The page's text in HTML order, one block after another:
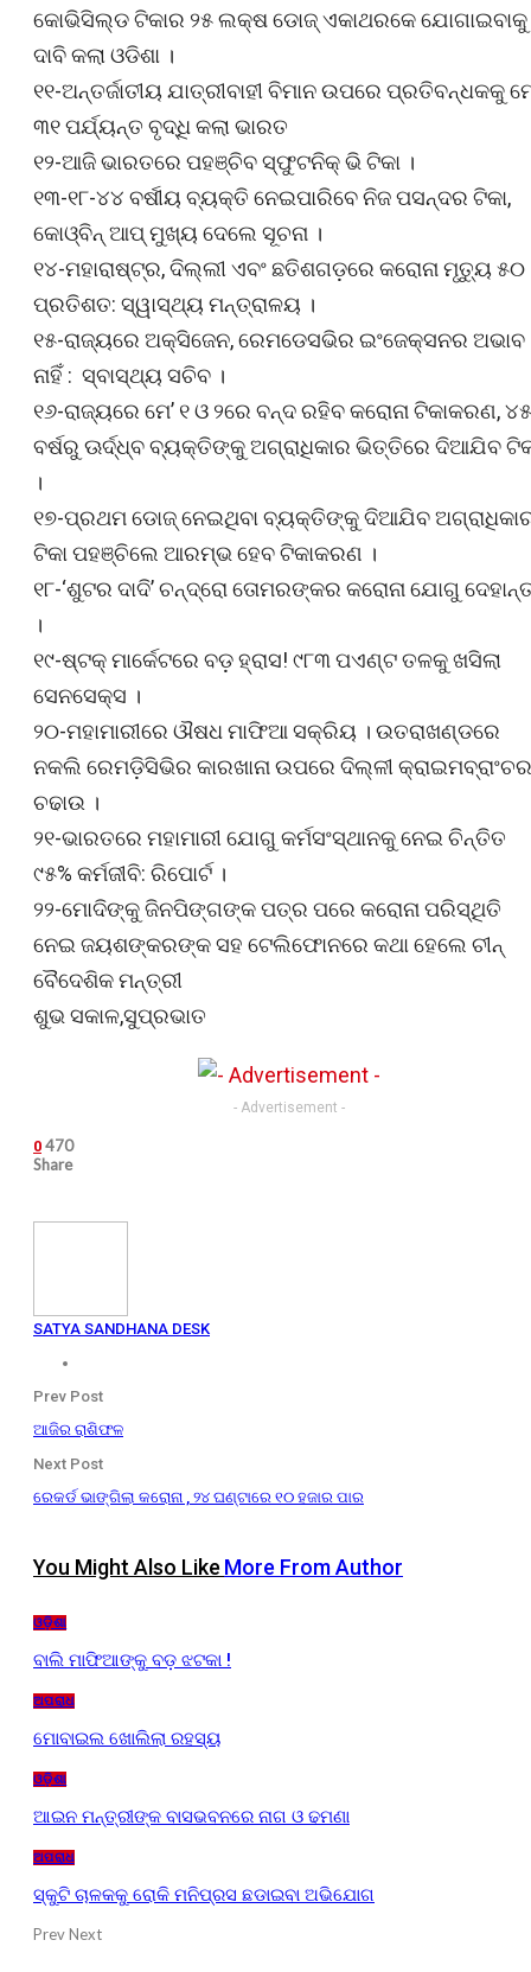
କୋଭିସିଲ୍ଡ ଟିକାର ୨୫ ଲକ୍ଷ ଡୋଜ୍ ଏକାଥରକେ ଯୋଗାଇବାକୁ
ଦାବି କଲା ଓଡିଶା ।
୧୧-ଅନ୍ତର୍ଜାତୀୟ ଯାତ୍ରୀବାହୀ ବିମାନ ଉପରେ ପ୍ରତିବନ୍ଧକକୁ
୩୧ ପର୍ଯ୍ୟନ୍ତ ବୃଦ୍ଧି କଲା ଭାରତ
୧୨-ଆଜି ଭାରତରେ ପହଞ୍ଚିବ ସ୍ଫୁଟନିକ୍ ଭି ଟିକା ।
୧୩-୧୮-୪୪ ବର୍ଷୀୟ ବ୍ୟକ୍ତି ନେଇପାରିବେ ନିଜ ପସନ୍ଦର ଟିକା,
କୋଓ୍ବିନ୍ ଆପ୍ ମୁଖ୍ୟ ଦେଲେ ସୂଚନା ।
୧୪-ମହାରାଷ୍ଟ୍ର, ଦିଲ୍ଲୀ ଏବଂ ଛତିଶଗଡ଼ରେ କରୋନା ମୃତ୍ୟୁ ୫୦
ପ୍ରତିଶତ: ସ୍ୱାସ୍ଥ୍ୟ ମନ୍ତ୍ରାଳୟ ।
୧୫-ରାଜ୍ୟରେ ଅକ୍ସିଜେନ, ରେମଡେସଭିର ଇଂଜେକ୍ସନର ଅଭାବ
ନାହିଁ : ସ୍ବାସ୍ଥ୍ୟ ସଚିବ ।
୧୬-ରାଜ୍ୟରେ ମେ’ ୧ ଓ ୨ରେ ବନ୍ଦ ରହିବ କରୋନା ଟିକାକରଣ, ୪୫
ବର୍ଷରୁ ଊର୍ଦ୍ଧ୍ବ ବ୍ୟକ୍ତିଙ୍କୁ ଅଗ୍ରାଧିକାର ଭିତ୍ତିରେ ଦିଆଯିବ
।
୧୭-ପ୍ରଥମ ଡୋଜ୍ ନେଇଥିବା ବ୍ୟକ୍ତିଙ୍କୁ ଦିଆଯିବ
ଟିକା ପହଞ୍ଚିଲେ ଆରମ୍ଭ ହେବ ଟିକାକରଣ ।
୧୮-‘ଶୁଟର ଦାଦି’ ଚନ୍ଦ୍ରୋ ତୋମରଙ୍କର କରୋନା ଯୋଗୁ
।
୧୯-ଷ୍ଟକ୍ ମାର୍କେଟରେ ବଡ଼ ହ୍ରାସ! ୯୮୩ ପଏଣ୍ଟ ତଳକୁ ଖସିଲା
ସେନସେକ୍ସ ।
୨୦-ମହାମାରୀରେ ଔଷଧ ମାଫିଆ ସକ୍ରିୟ । ଉତରାଖଣ୍ଡରେ
ନକଲି ରେମଡ଼ିସିଭିର କାରଖାନା ଉପରେ ଦିଲ୍ଳୀ କ୍ରାଇମବ୍ରାଂଚର
ଚଢାଉ ।
୨୧-ଭାରତରେ ମହାମାରୀ ଯୋଗୁ କର୍ମସଂସ୍ଥାନକୁ ନେଇ ଚିନ୍ତିତ
୯୫% କର୍ମଜୀବି: ରିପୋର୍ଟ ।
୨୨-ମୋଦିଙ୍କୁ ଜିନପିଙ୍ଗଙ୍କ ପତ୍ର ପରେ କରୋନା ପରିସ୍ଥିତି
ନେଇ ଜୟଶଙ୍କରଙ୍କ ସହ ଟେଲିଫୋନରେ କଥା ହେଲେ ଚୀନ୍
ବୈଦେଶିକ ମନ୍ତ୍ରୀ
ଶୁଭ ସକାଳ,ସୁପ୍ରଭାତ
- Advertisement -
0 470
Share
SATYA SANDHANA DESK
Prev Post
ଆଜିର ରାଶିଫଳ
Next Post
ରେକର୍ଡ ଭାଙ୍ଗିଲା କରୋନା , ୨୪ ଘଣ୍ଟାରେ ୧୦ ହଜାର ପାର
You Might Also Like More From Author
ଓଡ଼ିଶା
ବାଲି ମାଫିଆଙ୍କୁ ବଡ଼ ଝଟକା !
ଅପରାଧ
ମୋବାଇଲ ଖୋଲିଲା ରହସ୍ୟ
ଓଡ଼ିଶା
ଆଇନ ମନ୍ତ୍ରୀଙ୍କ ବାସଭବନରେ ନାଗ ଓ ଢମଣା
ଅପରାଧ
ସ୍କୁଟି ଚାଳକକୁ ରୋକି ମନିପ୍ରସ ଛଡାଇବା ଅଭିଯୋଗ
PrevNext